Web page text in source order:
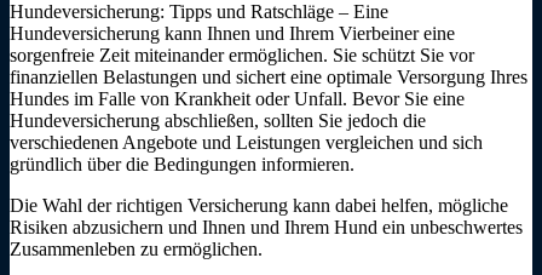
Hundeversicherung: Tipps und Ratschläge – Eine
Hundeversicherung kann Ihnen und Ihrem Vierbeiner eine
sorgenfreie Zeit miteinander ermöglichen. Sie schützt Sie vor
finanziellen Belastungen und sichert eine optimale Versorgung Ihres
Hundes im Falle von Krankheit oder Unfall. Bevor Sie eine
Hundeversicherung abschließen, sollten Sie jedoch die
verschiedenen Angebote und Leistungen vergleichen und sich
gründlich über die Bedingungen informieren.
Die Wahl der richtigen Versicherung kann dabei helfen, mögliche
Risiken abzusichern und Ihnen und Ihrem Hund ein unbeschwertes
Zusammenleben zu ermöglichen.